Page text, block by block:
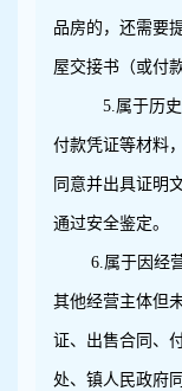
品房的，还需要
屋交接书（或付
5.属于历
付款凭证等材料
同意并出具证明
通过安全鉴定。
6.属于因经
其他经营主体但
证、出售合同、
处、镇人民政府